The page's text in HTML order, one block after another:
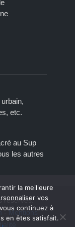
etc.
au Sup
les autres
réservés.
-Mentions
la meilleure
vos
continuez à
en êtes satisfait.